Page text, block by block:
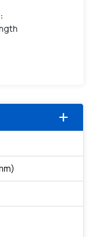
:
add